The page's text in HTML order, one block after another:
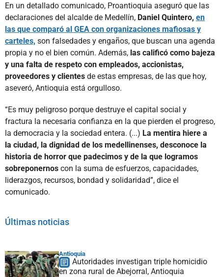
En un detallado comunicado, Proantioquia aseguró que las
declaraciones del alcalde de Medellín, Daniel Quintero, en
las que comparó al GEA con organizaciones mafiosas y
carteles, son falsedades y engaños, que buscan una agenda
propia y no el bien común. Además, las calificó como bajeza
y una falta de respeto con empleados, accionistas,
proveedores y clientes de estas empresas, de las que hoy,
aseveró, Antioquia está orgulloso.
“Es muy peligroso porque destruye el capital social y
fractura la necesaria confianza en la que pierden el progreso,
la democracia y la sociedad entera. (...) La mentira hiere a
la ciudad, la dignidad de los medellinenses, desconoce la
historia de horror que padecimos y de la que logramos
sobreponernos con la suma de esfuerzos, capacidades,
liderazgos, recursos, bondad y solidaridad”, dice el
comunicado.
Últimas noticias
Antioquia
Autoridades investigan triple homicidio
en zona rural de Abejorral, Antioquia